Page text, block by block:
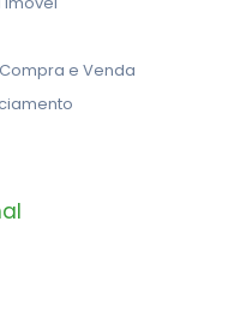
e Venda